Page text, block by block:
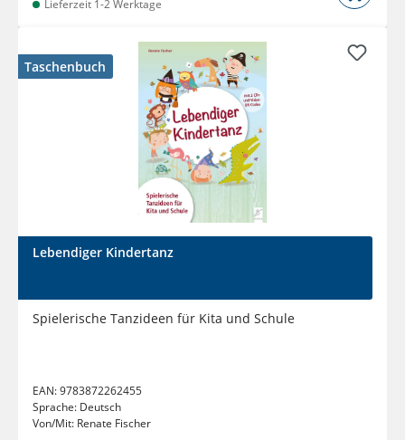
Lieferzeit 1-2 Werktage
Taschenbuch
Lebendiger Kindertanz
Spielerische Tanzideen für Kita und Schule
EAN:9783872262455
Sprache: Deutsch
Von/Mit: Renate Fischer